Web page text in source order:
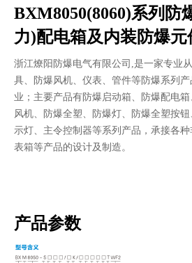
BXM8050(8060)系列防
力)配电箱及内装防爆
浙江燎阳防爆电气有限公司,是一家专业
具、防爆风机、仪表、管件等防爆系列
业；主要产品有防爆启动箱、防爆配电
风机、防爆全塑、防爆灯、防爆全塑按
示灯、主令控制器等系列产品，承接各
表箱等产品的设计及制造。
产品参数